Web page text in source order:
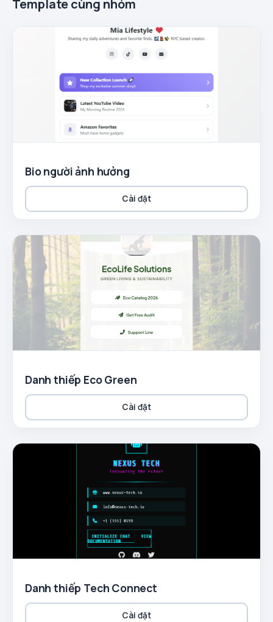
Template cùng nhóm
Bio người ảnh hưởng
Cài đặt
Danh thiếp Eco Green
Cài đặt
Danh thiếp Tech Connect
Cài đặt